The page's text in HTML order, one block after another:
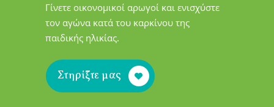
Γίνετε οικονομικοί αρωγοί και ενισχύστε
τον αγώνα κατά του καρκίνου της
παιδικής ηλικίας.
Στηρίξτε μας